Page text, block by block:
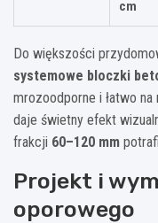
cm
Do większości
systemowe bloczki
mrozoodporne i łatwo
daje świetny efekt
frakcji 60–120 mm
Projekt i
oporowego